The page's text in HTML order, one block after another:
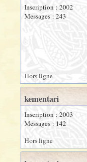
Inscription : 2002
Messages : 243
Hors ligne
kementari
Inscription : 2003
Messages : 142
Hors ligne